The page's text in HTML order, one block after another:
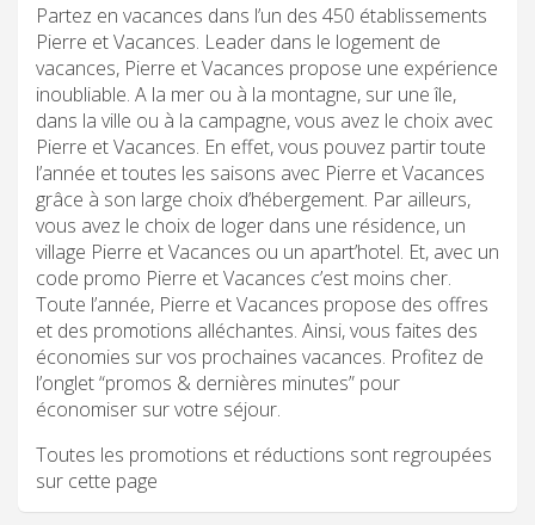
Partez en vacances dans l’un des 450 établissements
Pierre et Vacances. Leader dans le logement de
vacances, Pierre et Vacances propose une expérience
inoubliable. A la mer ou à la montagne, sur une île,
dans la ville ou à la campagne, vous avez le choix avec
Pierre et Vacances. En effet, vous pouvez partir toute
l’année et toutes les saisons avec Pierre et Vacances
grâce à son large choix d’hébergement. Par ailleurs,
vous avez le choix de loger dans une résidence, un
village Pierre et Vacances ou un apart’hotel. Et, avec un
code promo Pierre et Vacances c’est moins cher.
Toute l’année, Pierre et Vacances propose des offres
et des promotions alléchantes. Ainsi, vous faites des
économies sur vos prochaines vacances. Profitez de
l’onglet “promos & dernières minutes” pour
économiser sur votre séjour.
Toutes les promotions et réductions sont regroupées
sur cette page